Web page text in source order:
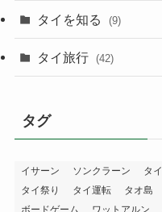
タイを知る (9)
タイ旅行 (42)
タグ
イサーン ソンクラーン タイ
タイ祭り
タイ運転 タオ島
ボードゲーム
ワットアルン